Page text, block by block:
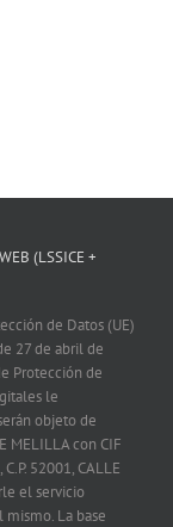
(LSSICE +
de Datos (UE)
27 de abril de
Protección de
le
objeto de
MELILLA con CIF
52001, CALLE
el servicio
La base